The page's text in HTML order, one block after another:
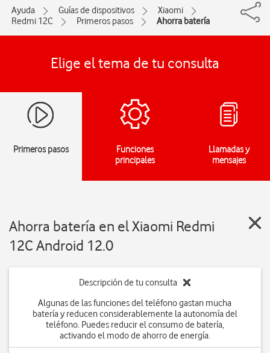
Ayuda Guías de dispositivos
Xiaomi
Redmi 12C
Primeros pasos Ahorra batería
Elige el tema de tu consulta
Primeros pasos
Funciones
principales
Llamadas y
mensajes
Ahorra batería en el Xiaomi Redmi
12C Android 12.0
Descripción de tu consulta
Algunas de las funciones del teléfono gastan mucha
batería y reducen considerablemente la autonomía del
teléfono. Puedes reducir el consumo de batería,
activando el modo de ahorro de energía.